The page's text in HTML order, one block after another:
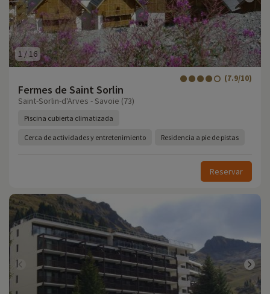
1 /16
Fermes de Saint Sorlin
(7.9/10)
Saint-Sorlin-d'Arves - Savoie (73)
Piscina cubierta climatizada
Cerca de actividades y entretenimiento Residencia a pie de pistas
Reservar